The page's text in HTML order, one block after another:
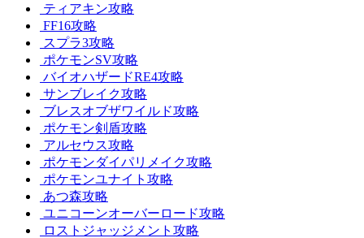
ティアキン攻略
FF16攻略
スプラ3攻略
ポケモンSV攻略
バイオハザードRE4攻略
サンブレイク攻略
ブレスオブザワイルド攻略
ポケモン剣盾攻略
アルセウス攻略
ポケモンダイパリメイク攻略
ポケモンユナイト攻略
あつ森攻略
ユニコーンオーバーロード攻略
ロストジャッジメント攻略